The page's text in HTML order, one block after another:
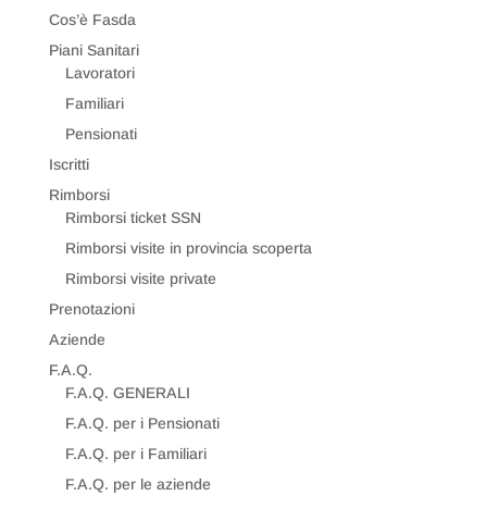
Cos’è Fasda
Piani Sanitari
Lavoratori
Familiari
Pensionati
Iscritti
Rimborsi
Rimborsi ticket SSN
Rimborsi visite in provincia scoperta
Rimborsi visite private
Prenotazioni
Aziende
F.A.Q.
F.A.Q. GENERALI
F.A.Q. per i Pensionati
F.A.Q. per i Familiari
F.A.Q. per le aziende